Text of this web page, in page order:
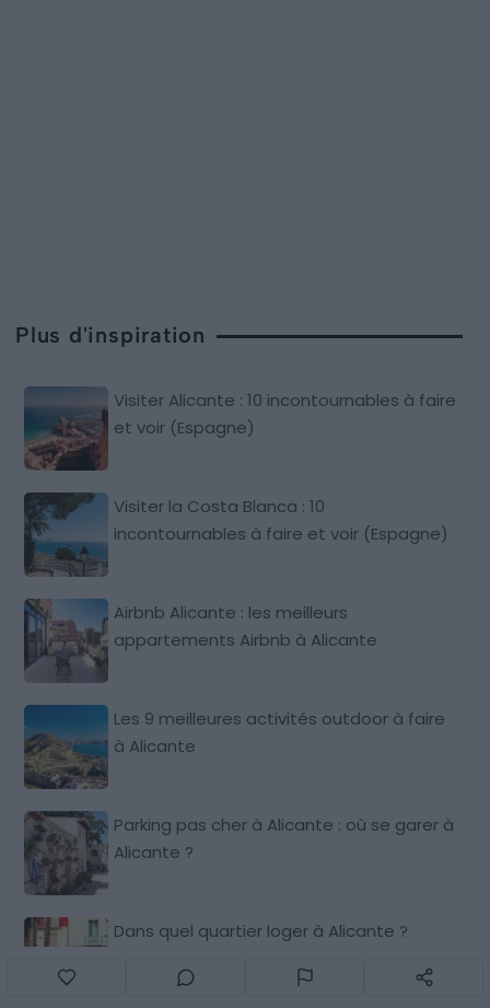
Plus d'inspiration
Visiter Alicante : 10 incontournables à faire
et voir (Espagne)
Visiter la Costa Blanca : 10
incontournables à faire et voir (Espagne)
Airbnb Alicante : les meilleurs
appartements Airbnb à Alicante
Les 9 meilleures activités outdoor à faire
à Alicante
Parking pas cher à Alicante : où se garer à
Alicante ?
Dans quel quartier loger à Alicante ?